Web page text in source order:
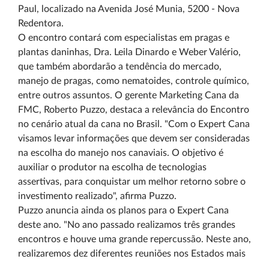
Paul, localizado na Avenida José Munia, 5200 - Nova
Redentora.
O encontro contará com especialistas em pragas e
plantas daninhas, Dra. Leila Dinardo e Weber Valério,
que também abordarão a tendência do mercado,
manejo de pragas, como nematoides, controle químico,
entre outros assuntos. O gerente Marketing Cana da
FMC, Roberto Puzzo, destaca a relevância do Encontro
no cenário atual da cana no Brasil. "Com o Expert Cana
visamos levar informações que devem ser consideradas
na escolha do manejo nos canaviais. O objetivo é
auxiliar o produtor na escolha de tecnologias
assertivas, para conquistar um melhor retorno sobre o
investimento realizado", afirma Puzzo.
Puzzo anuncia ainda os planos para o Expert Cana
deste ano. "No ano passado realizamos três grandes
encontros e houve uma grande repercussão. Neste ano,
realizaremos dez diferentes reuniões nos Estados mais